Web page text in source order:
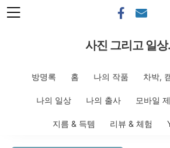
본문 바로가기
사진 그리고 일상
방명록 홈 나의 작품 차박,
나의 일상 나의 출사 모바일
지름 & 득템 리뷰 & 체험